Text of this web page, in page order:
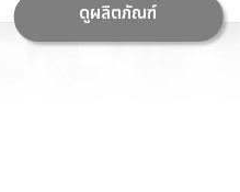
ดูผลิตภัณฑ์